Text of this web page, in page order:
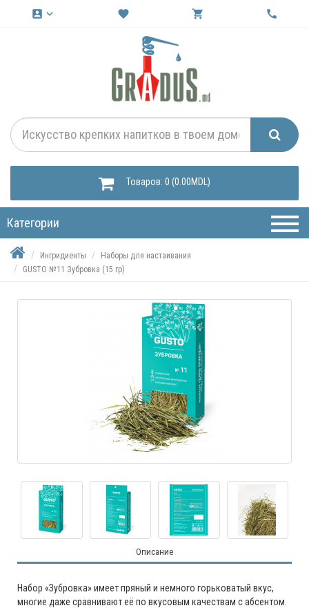
account_box keyboard_arrow_down favorite shopping_cart call
Товаров: 0 (0.00MDL)
Категории
Ингридиенты
Наборы для настаивания
GUSTO №11 Зубровка (15 гр)
Описание
Набор «Зубровка» имеет пряный и немного горьковатый вкус,
многие даже сравнивают её по вкусовым качествам с абсентом.